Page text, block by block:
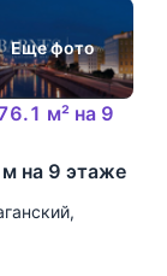
Еще фото
м² на 9
на 9 этаже
,